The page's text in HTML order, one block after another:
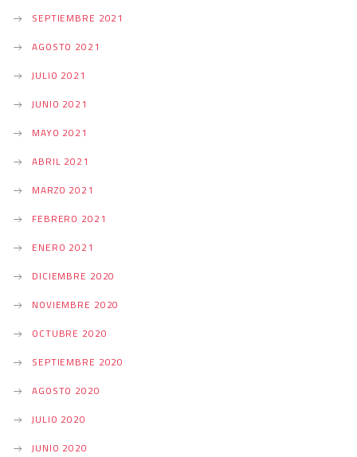
SEPTIEMBRE 2021
AGOSTO 2021
JULIO 2021
JUNIO 2021
MAYO 2021
ABRIL 2021
MARZO 2021
FEBRERO 2021
ENERO 2021
DICIEMBRE 2020
NOVIEMBRE 2020
OCTUBRE 2020
SEPTIEMBRE 2020
AGOSTO 2020
JULIO 2020
JUNIO 2020